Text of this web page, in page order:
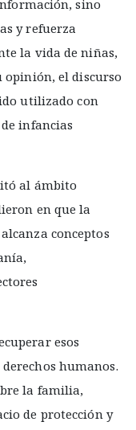
sino
y refuerza
la vida de niñas,
opinión, el discurso
utilizado con
infancias
al ámbito
en que la
conceptos
esos
humanos.
la familia,
de protección y